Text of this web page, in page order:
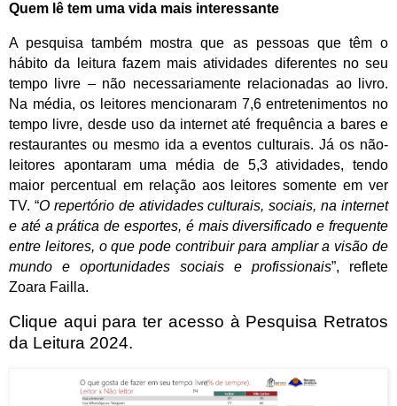
Quem lê tem uma vida mais interessante
A pesquisa também mostra que as pessoas que têm o
hábito da leitura fazem mais atividades diferentes no seu
tempo livre – não necessariamente relacionadas ao livro.
Na média, os leitores mencionaram 7,6 entretenimentos no
tempo livre, desde uso da internet até frequência a bares e
restaurantes ou mesmo ida a eventos culturais. Já os não-
leitores apontaram uma média de 5,3 atividades, tendo
maior percentual em relação aos leitores somente em ver
TV. “O repertório de atividades culturais, sociais, na internet
e até a prática de esportes, é mais diversificado e frequente
entre leitores, o que pode contribuir para ampliar a visão de
mundo e oportunidades sociais e profissionais”, reflete
Zoara Failla.
Clique aqui para ter acesso à Pesquisa Retratos
da Leitura 2024.